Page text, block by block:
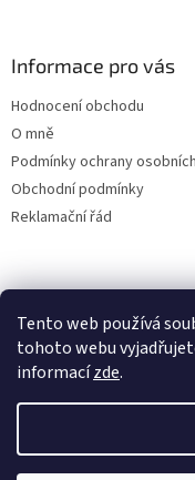
Tento web používá
tohoto webu
informacízde.
Informace pro vás
Hodnocení obchodu
O mně
Podmínky ochrany
Obchodní podmínky
Reklamační řád